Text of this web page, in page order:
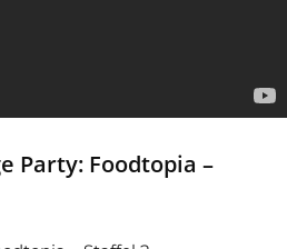
Party: Foodtopia –